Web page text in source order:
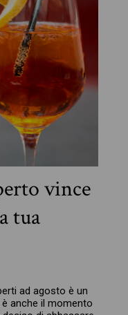
vince
tua
ad agosto è un
anche il momento